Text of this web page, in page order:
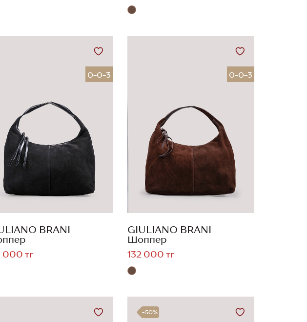
0-0-3
BRANI
000 тг
0-0-3
GIULIANO BRANI
Шоппер
132 000 тг
-50%